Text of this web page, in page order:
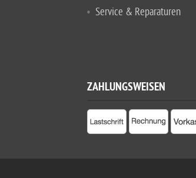
Service & Reparaturen
ZAHLUNGSWEISEN